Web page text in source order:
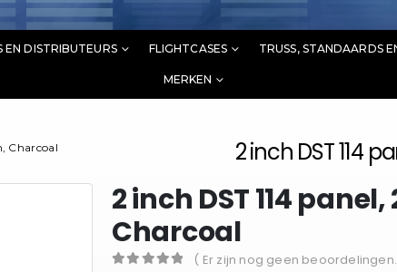
EN DISTRIBUTEURS FLIGHTCASES TRUSS, STANDAARDS
MERKEN
2 inch DST 114
Charcoal
2 inch DST 114
Charcoal
( Er zijn nog geen